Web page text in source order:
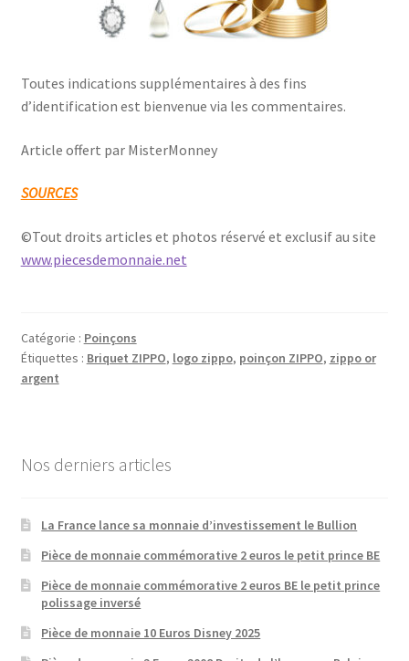
Toutes indications supplémentaires à des fins
d’identification est bienvenue via les commentaires.
Article offert par MisterMonney
SOURCES
©Tout droits articles et photos réservé et exclusif au site
www.piecesdemonnaie.net
Catégorie : Poinçons
Étiquettes : Briquet ZIPPO, logo zippo, poinçon ZIPPO, zippo or
argent
Nos derniers articles
La France lance sa monnaie d’investissement le Bullion
Pièce de monnaie commémorative 2 euros le petit prince BE
Pièce de monnaie commémorative 2 euros BE le petit prince
polissage inversé
Pièce de monnaie 10 Euros Disney 2025